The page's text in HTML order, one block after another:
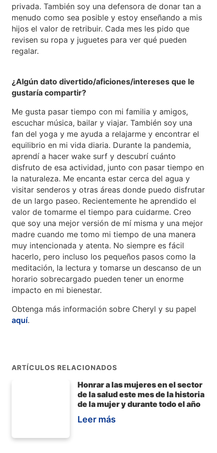
privada. También soy una defensora de donar tan a
menudo como sea posible y estoy enseñando a mis
hijos el valor de retribuir. Cada mes les pido que
revisen su ropa y juguetes para ver qué pueden
regalar.
¿Algún dato divertido/aficiones/intereses que le
gustaría compartir?
Me gusta pasar tiempo con mi familia y amigos,
escuchar música, bailar y viajar. También soy una
fan del yoga y me ayuda a relajarme y encontrar el
equilibrio en mi vida diaria. Durante la pandemia,
aprendí a hacer wake surf y descubrí cuánto
disfruto de esa actividad, junto con pasar tiempo en
la naturaleza. Me encanta estar cerca del agua y
visitar senderos y otras áreas donde puedo disfrutar
de un largo paseo. Recientemente he aprendido el
valor de tomarme el tiempo para cuidarme. Creo
que soy una mejor versión de mí misma y una mejor
madre cuando me tomo mi tiempo de una manera
muy intencionada y atenta. No siempre es fácil
hacerlo, pero incluso los pequeños pasos como la
meditación, la lectura y tomarse un descanso de un
horario sobrecargado pueden tener un enorme
impacto en mi bienestar.
Obtenga más información sobre Cheryl y su papel
aquí.
ARTÍCULOS RELACIONADOS
Honrar a las mujeres en el sector
de la salud este mes de la historia
de la mujer y durante todo el año
Leer más